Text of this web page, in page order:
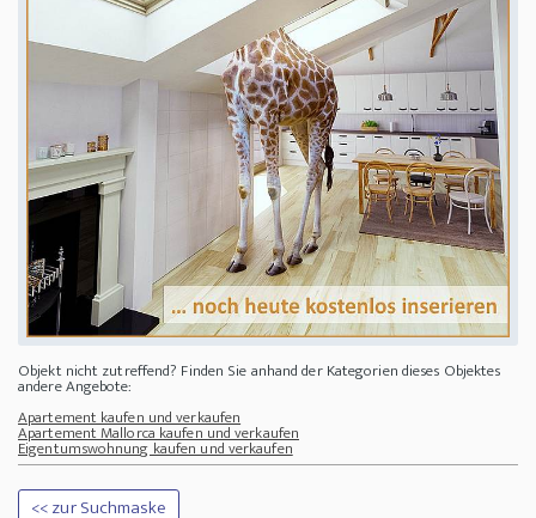
Objekt nicht zutreffend? Finden Sie anhand der Kategorien dieses Objektes
andere Angebote:
Apartement kaufen und verkaufen
Apartement Mallorca kaufen und verkaufen
Eigentumswohnung kaufen und verkaufen
<< zur Suchmaske